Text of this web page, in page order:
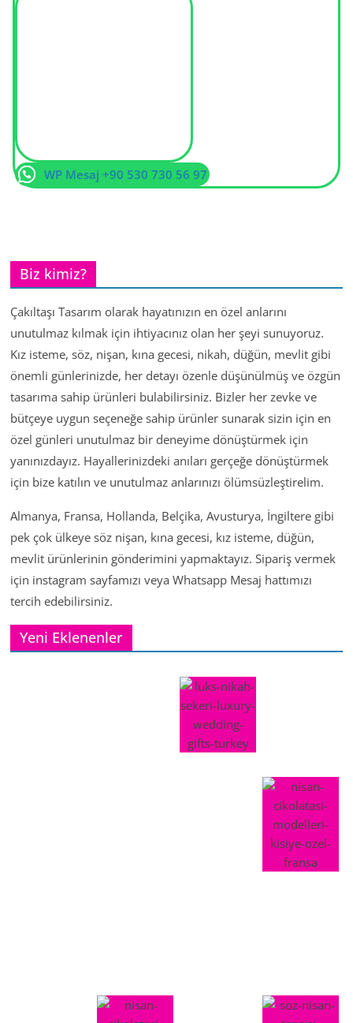
WP Mesaj +90 530 730 56 97
Biz kimiz?
Çakıltaşı Tasarım olarak hayatınızın en özel anlarını
unutulmaz kılmak için ihtiyacınız olan her şeyi sunuyoruz.
Kız isteme, söz, nişan, kına gecesi, nikah, düğün, mevlit gibi
önemli günlerinizde, her detayı özenle düşünülmüş ve özgün
tasarıma sahip ürünleri bulabilirsiniz. Bizler her zevke ve
bütçeye uygun seçeneğe sahip ürünler sunarak sizin için en
özel günleri unutulmaz bir deneyime dönüştürmek için
yanınızdayız. Hayallerinizdeki anıları gerçeğe dönüştürmek
için bize katılın ve unutulmaz anlarınızı ölümsüzleştirelim.
Almanya, Fransa, Hollanda, Belçika, Avusturya, İngiltere gibi
pek çok ülkeye söz nişan, kına gecesi, kız isteme, düğün,
mevlit ürünlerinin gönderimini yapmaktayız. Sipariş vermek
için instagram sayfamızı veya Whatsapp Mesaj hattımızı
tercih edebilirsiniz.
Yeni Eklenenler